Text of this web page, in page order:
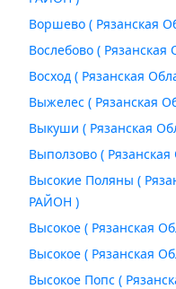
Воршево ( Рязанская
Вослебово (
Восход ( Рязанская
Выжелес ( Рязанская
Выкуши ( Рязанская
Выползово (
Высокие Поляны (
РАЙОН )
Высокое ( Рязанская
Высокое ( Рязанская
Высокое Попс (